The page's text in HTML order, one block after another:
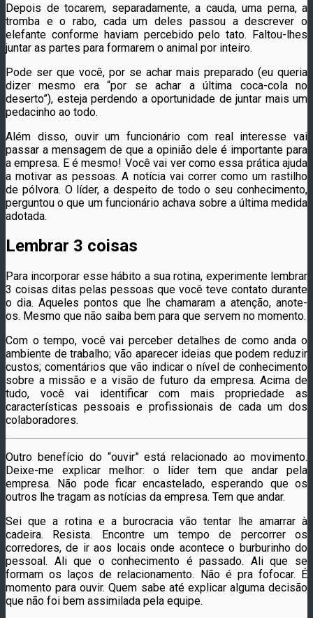
Depois de tocarem, separadamente, a cauda, uma perna, a
tromba e o rabo, cada um deles passou a descrever o
elefante conforme haviam percebido pelo tato. Faltou-lhes
juntar as partes para formarem o animal por inteiro.
Pode ser que você, por se achar mais preparado (eu queria
dizer mesmo era “por se achar a última coca-cola no
deserto”), esteja perdendo a oportunidade de juntar mais um
pedacinho ao todo.
Além disso, ouvir um funcionário com real interesse vai
passar a mensagem de que a opinião dele é importante para
a empresa. E é mesmo! Você vai ver como essa prática ajuda
a motivar as pessoas. A notícia vai correr como um rastilho
de pólvora. O líder, a despeito de todo o seu conhecimento,
perguntou o que um funcionário achava sobre a última medida
adotada.
Lembrar 3 coisas
Para incorporar esse hábito a sua rotina, experimente lembrar
3 coisas ditas pelas pessoas que você teve contato durante
o dia. Aqueles pontos que lhe chamaram a atenção, anote-
os. Mesmo que não saiba bem para que servem no momento.
Com o tempo, você vai perceber detalhes de como anda o
ambiente de trabalho; vão aparecer ideias que podem reduzir
custos; comentários que vão indicar o nível de conhecimento
sobre a missão e a visão de futuro da empresa. Acima de
tudo, você vai identificar com mais propriedade as
características pessoais e profissionais de cada um dos
colaboradores.
Outro benefício do “ouvir” está relacionado ao movimento.
Deixe-me explicar melhor: o líder tem que andar pela
empresa. Não pode ficar encastelado, esperando que os
outros lhe tragam as notícias da empresa. Tem que andar.
Sei que a rotina e a burocracia vão tentar lhe amarrar à
cadeira. Resista. Encontre um tempo de percorrer os
corredores, de ir aos locais onde acontece o burburinho do
pessoal. Ali que o conhecimento é passado. Ali que se
formam os laços de relacionamento. Não é pra fofocar. É
momento para ouvir. Quem sabe até explicar alguma decisão
que não foi bem assimilada pela equipe.